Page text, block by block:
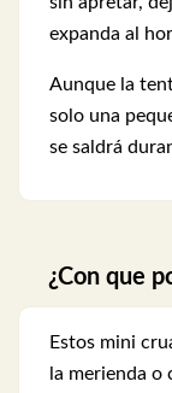
expanda al
Aunque la
solo una
se saldrá
¿Con que
Estos mini
la merienda